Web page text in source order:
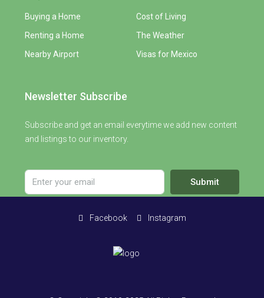
Buying a Home
Renting a Home
Nearby Airport
Cost of Living
The Weather
Visas for Mexico
Newsletter Subscribe
Subscribe and get an email everytime we add new content
and listings to our inventory.
Submit
Facebook Instagram